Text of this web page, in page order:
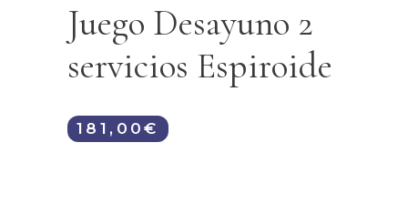
Juego Desayuno 2
servicios Espiroide
181,00€